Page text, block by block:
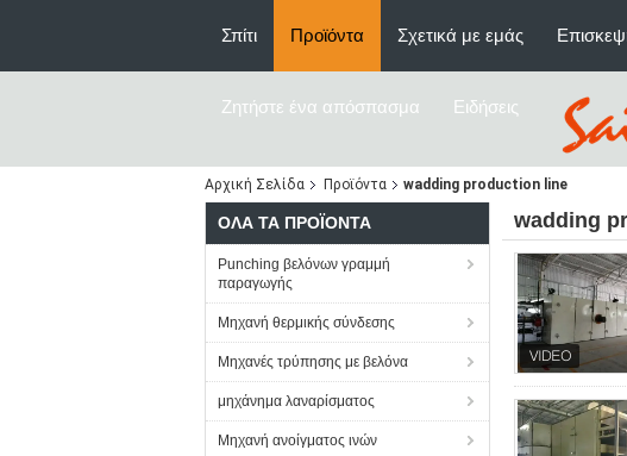
Σπίτι Προϊόντα Σχετικά με εμάς
Ζητήστε ένα απόσπασμα Ειδήσεις
Αρχική Σελίδα Προϊόντα wadding production line
ΌΛΑ ΤΑ ΠΡΟΪΌΝΤΑ
Punching βελόνων γραμμή
παραγωγής
Μηχανή θερμικής σύνδεσης
Μηχανές τρύπησης με βελόνα
μηχάνημα λαναρίσματος
Μηχανή ανοίγματος ινών
wadding